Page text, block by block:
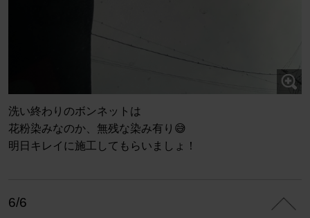
洗い終わりのボンネットは
花粉染みなのか、無残な染み有り😅
明日キレイに施工してもらいましょ！
6/6